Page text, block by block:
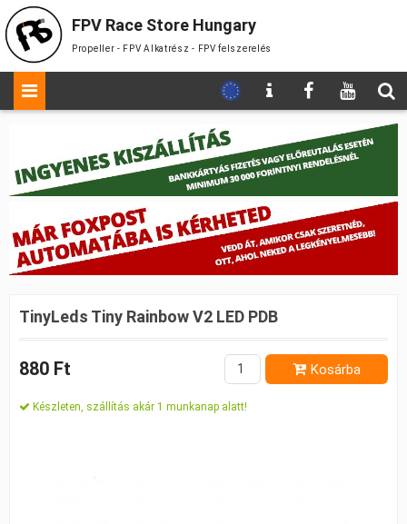
FPV Race Store Hungary
Propeller - FPV Alkatrész - FPV felszerelés
TinyLeds Tiny Rainbow V2 LED PDB
880 Ft Kosárba
Készleten, szállítás akár 1 munkanap alatt!